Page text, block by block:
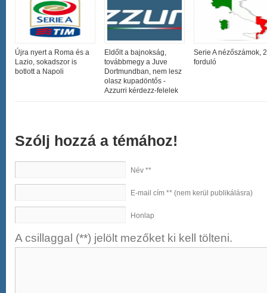
Újra nyert a Roma és a
Lazio, sokadszor is
botlott a Napoli
Eldőlt a bajnokság,
továbbmegy a Juve
Dortmundban, nem lesz
olasz kupadöntős -
Azzurri kérdezz-felelek
Serie A nézőszámok,
forduló
Szólj hozzá a témához!
Név **
E-mail cím ** (nem kerül publikálásra)
Honlap
A csillaggal (**) jelölt mezőket ki kell tölteni.